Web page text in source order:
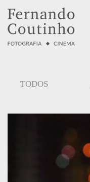
TODOS